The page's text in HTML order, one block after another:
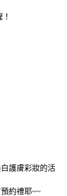
護膚彩妝的活
約禮耶~~